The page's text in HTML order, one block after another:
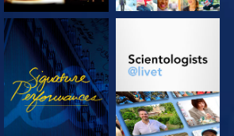
TITTA
UTFORSKA